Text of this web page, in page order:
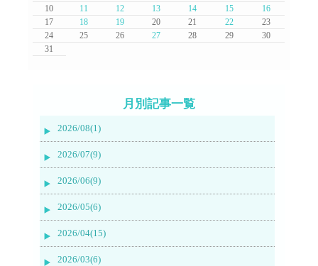
10
11 12 13 14 15
16
17
18 19 20 21 22
23
24
25 26 27 28 29
30
31
月別記事一覧
2026/08(1)
2026/07(9)
2026/06(9)
2026/05(6)
2026/04(15)
2026/03(6)